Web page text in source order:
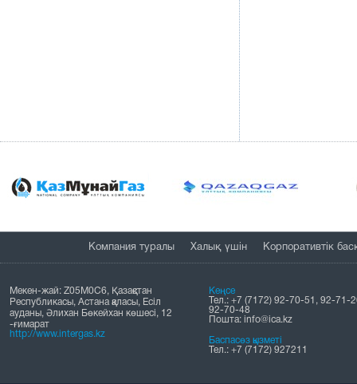
Компания туралы Халық үшін Корпоративтік
Мекен-жай: Z05M0C6, Қазақстан
Республикасы, Астана қаласы, Есіл
ауданы, Әлихан Бөкейхан көшесі, 12
-ғимарат
http://www.intergas.kz
Кеңсе
Тел.: +7 (7172) 92-70-51, 92-71-
92-70-48
Пошта: info@ica.kz
Баспасөз қызметі
Тел.: +7 (7172) 927211